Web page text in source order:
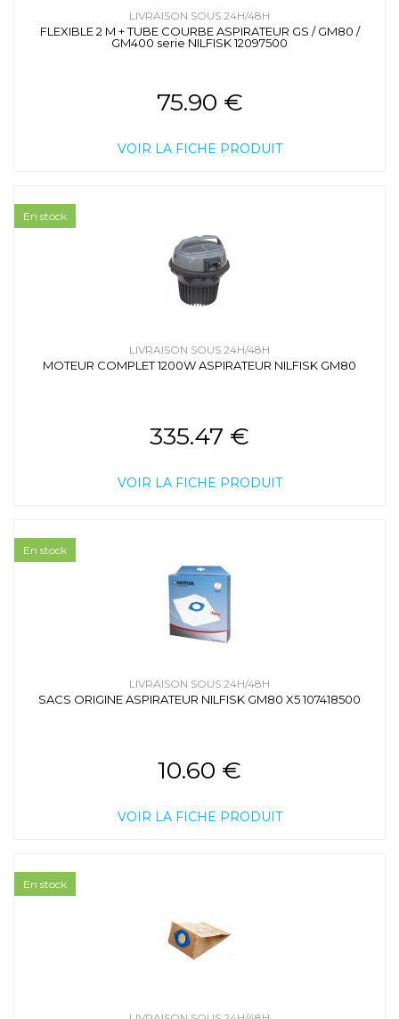
LIVRAISON SOUS 24H/48H
FLEXIBLE 2 M + TUBE COURBE ASPIRATEUR GS / GM80 /
GM400 serie NILFISK 12097500
75.90 €
VOIR LA FICHE PRODUIT
LIVRAISON SOUS 24H/48H
MOTEUR COMPLET 1200W ASPIRATEUR NILFISK GM80
335.47 €
VOIR LA FICHE PRODUIT
En stock
LIVRAISON SOUS 24H/48H
SACS ORIGINE ASPIRATEUR NILFISK GM80 X5 107418500
10.60 €
VOIR LA FICHE PRODUIT
En stock
En stock